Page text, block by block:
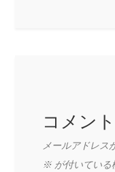
コメン
メールアドレス
※ が付いてい